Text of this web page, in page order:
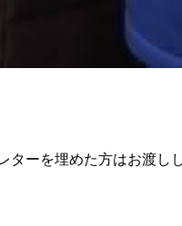
ーを埋めた方はお渡し